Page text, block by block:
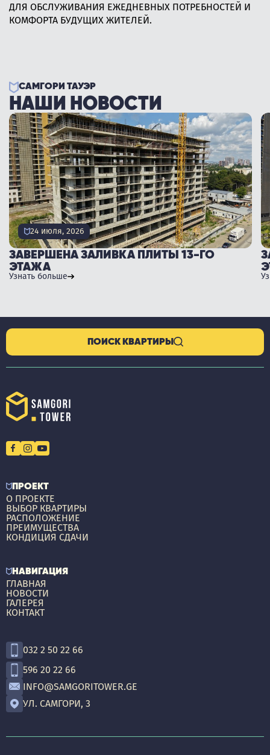
ДЛЯ ОБСЛУЖИВАНИЯ ЕЖЕДНЕВНЫХ ПОТРЕБНОСТЕЙ И
КОМФОРТА БУДУЩИХ ЖИТЕЛЕЙ.
САМГОРИ ТАУЭР
НАШИ НОВОСТИ
24 июля, 2026
ЗАВЕРШЕНА ЗАЛИВКА ПЛИТЫ 13-ГО
ЭТАЖА
Узнать больше
ПОИСК КВАРТИРЫ
ПРОЕКТ
О ПРОЕКТЕ
ВЫБОР КВАРТИРЫ
РАСПОЛОЖЕНИЕ
ПРЕИМУЩЕСТВА
КОНДИЦИЯ СДАЧИ
НАВИГАЦИЯ
ГЛАВНАЯ
НОВОСТИ
ГАЛЕРЕЯ
КОНТАКТ
032 2 50 22 66
596 20 22 66
INFO@SAMGORITOWER.GE
УЛ. САМГОРИ, 3